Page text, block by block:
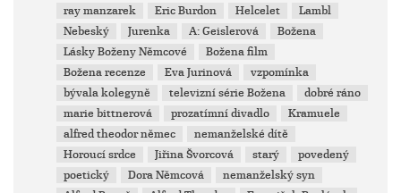
ray manzarek
Eric Burdon Helcelet
Lambl
Nebeský
Jurenka A: Geislerová
Božena
Lásky Boženy Němcové
Božena film
Božena recenze
Eva Jurinová
vzpomínka
bývala kolegyně
televizní série Božena
dobré ráno
marie bittnerová
prozatímní divadlo
Kramuele
alfred theodor němec
nemanželské dítě
Horoucí srdce
Jiřina Švorcová starý
povedený
poetický
Dora Němcová
nemanželský syn